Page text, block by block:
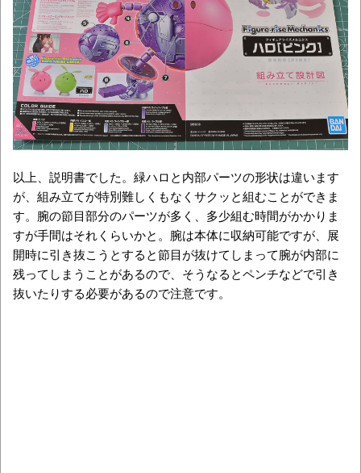
以上、説明書でした。緑ハロと内部パーツの形状は違います
が、組み立てが特別難しくもなくサクッと組むことができま
す。腕の節目部分のパーツが多く、多少組む時間がかかりま
すが手間はそれくらいかと。腕は本体に収納可能ですが、展
開時に引き抜こうとすると節目が抜けてしまって腕が内部に
残ってしまうことがあるので、そうなるとペンチなどで引き
抜いたりする必要があるので注意です。